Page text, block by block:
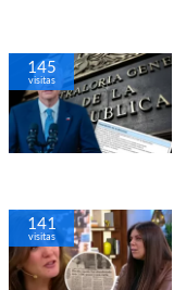
145
visitas
141
visitas